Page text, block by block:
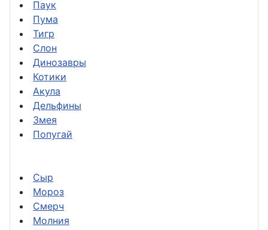
Паук
Пума
Тигр
Слон
Динозавры
Котики
Акула
Дельфины
Змея
Попугай
Сыр
Мороз
Смерч
Молния